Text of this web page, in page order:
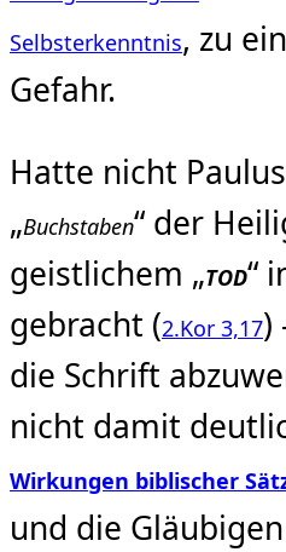
Selbsterkenntnis, zu
Gefahr.
Hatte nicht
„Buchstaben“ der
geistlichem „TOD“
gebracht (2.Kor 3,17)
die Schrift
nicht damit
Wirkungen biblischer
und die